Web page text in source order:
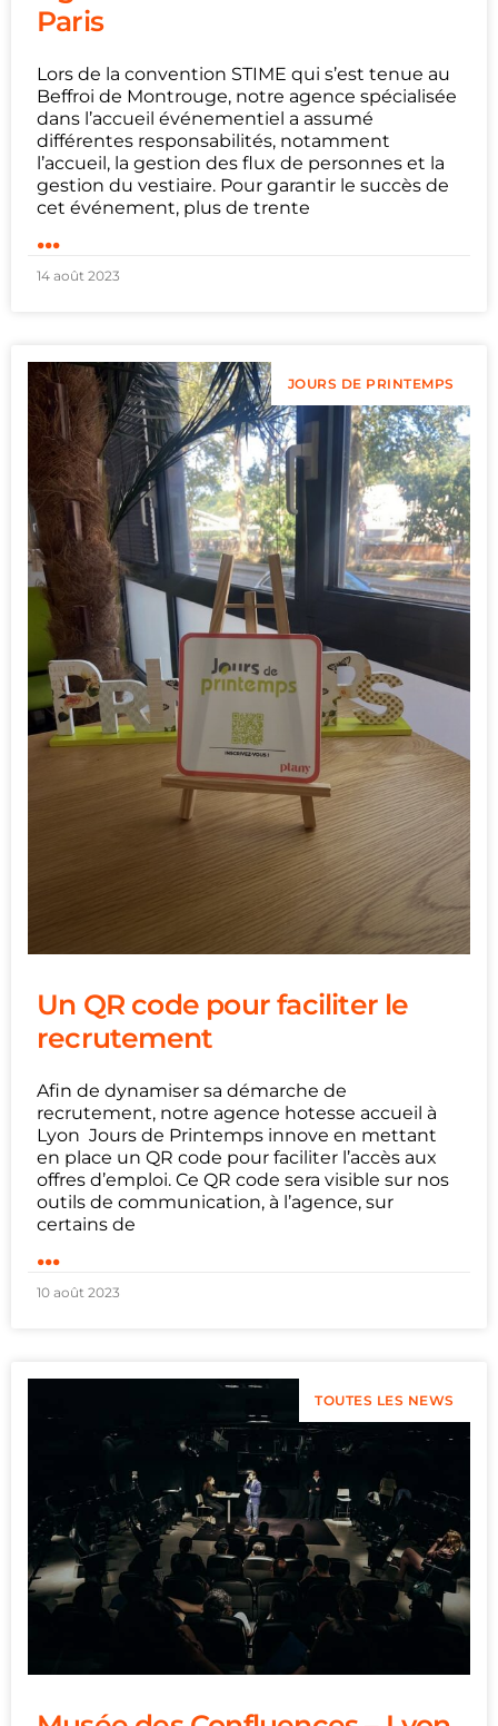
Paris
Lors de la convention STIME qui s’est tenue au
Beffroi de Montrouge, notre agence spécialisée
dans l’accueil événementiel a assumé
différentes responsabilités, notamment
l’accueil, la gestion des flux de personnes et la
gestion du vestiaire. Pour garantir le succès de
cet événement, plus de trente
...
14 août 2023
JOURS DE PRINTEMPS
Un QR code pour faciliter le
recrutement
Afin de dynamiser sa démarche de
recrutement, notre agence hotesse accueil à
Lyon Jours de Printemps innove en mettant
en place un QR code pour faciliter l’accès aux
offres d’emploi. Ce QR code sera visible sur nos
outils de communication, à l’agence, sur
certains de
...
10 août 2023
TOUTES LES NEWS